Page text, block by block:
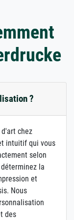
?
chez
intuitif qui vous
selon
la
et
Nous
des